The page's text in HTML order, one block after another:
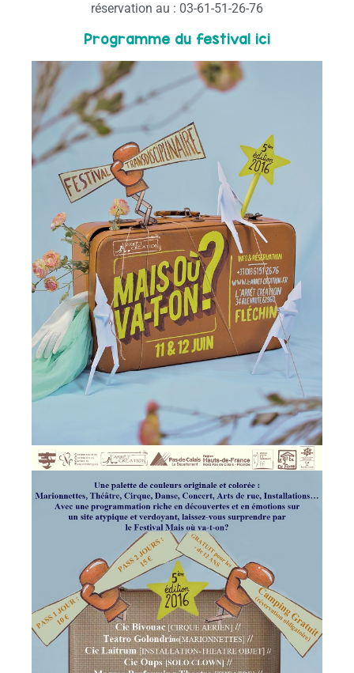
réservation au : 03-61-51-26-76
Programme du festival ici